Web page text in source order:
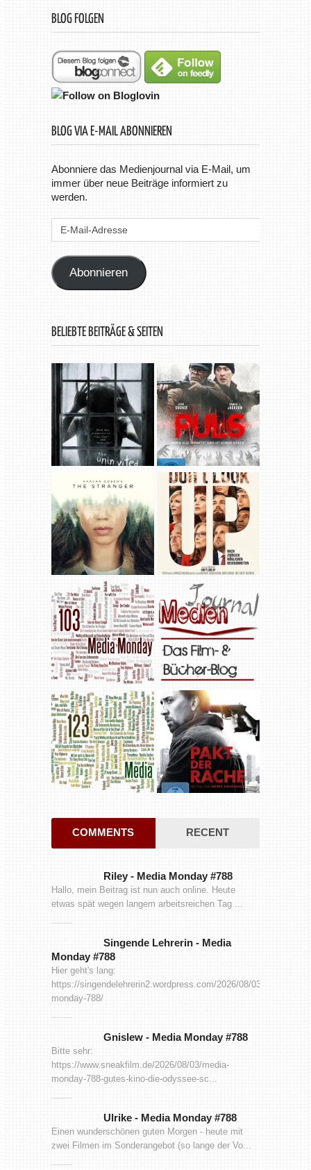
BLOG FOLGEN
BLOG VIA E-MAIL ABONNIEREN
Abonniere das Medienjournal via E-Mail, um
immer über neue Beiträge informiert zu
werden.
Abonnieren
BELIEBTE BEITRÄGE & SEITEN
COMMENTS RECENT
Riley - Media Monday #788
Hallo, mein Beitrag ist nun auch online. Heute
etwas spät wegen langem arbeitsreichen Tag ...
Singende Lehrerin - Media
Monday #788
Hier geht's lang:
https://singendelehrerin2.wordpress.com/2026/08/03/media-
monday-788/
Gnislew - Media Monday #788
Bitte sehr:
https://www.sneakfilm.de/2026/08/03/media-
monday-788-gutes-kino-die-odyssee-sc...
Ulrike - Media Monday #788
Einen wunderschönen guten Morgen - heute mit
zwei Filmen im Sonderangebot (so lange der Vo...